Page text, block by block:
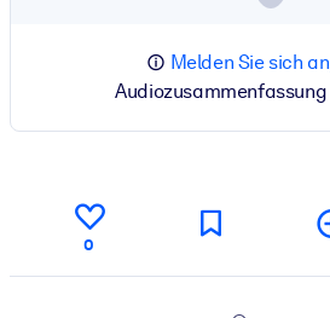
Melden Sie sich
0